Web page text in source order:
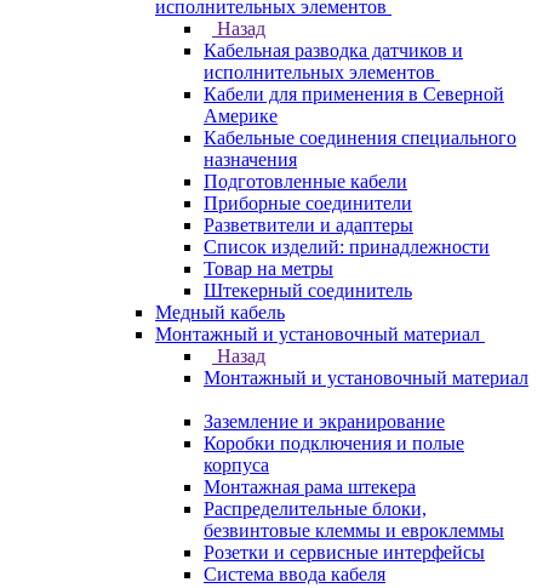
исполнительных элементов
Назад
Кабельная разводка датчиков и
исполнительных элементов
Кабели для применения в Северной
Америке
Кабельные соединения специального
назначения
Подготовленные кабели
Приборные соединители
Разветвители и адаптеры
Список изделий: принадлежности
Товар на метры
Штекерный соединитель
Медный кабель
Монтажный и установочный материал
Назад
Монтажный и установочный материал
Заземление и экранирование
Коробки подключения и полые
корпуса
Монтажная рама штекера
Распределительные блоки,
безвинтовые клеммы и евроклеммы
Розетки и сервисные интерфейсы
Система ввода кабеля